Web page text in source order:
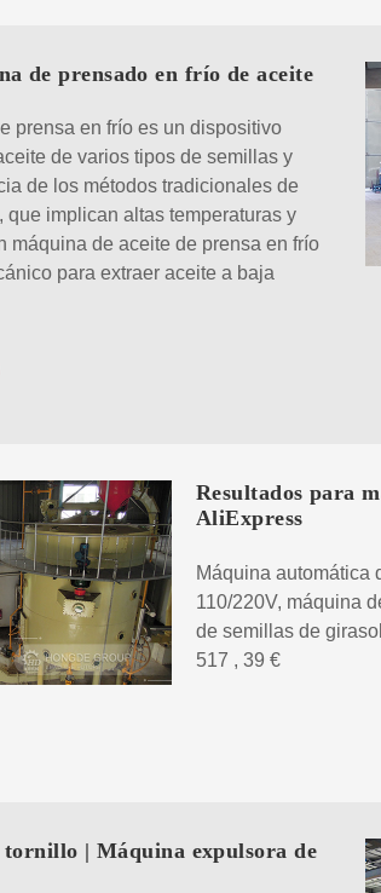
de prensado en frío de aceite
prensa en frío es un dispositivo
de varios tipos de semillas y
de los métodos tradicionales de
que implican altas temperaturas y
máquina de aceite de prensa en frío
para extraer aceite a baja
Resultados para
AliExpress
Máquina automática
110/220V, máquina
de semillas de
517 , 39 €
tornillo | Máquina expulsora de